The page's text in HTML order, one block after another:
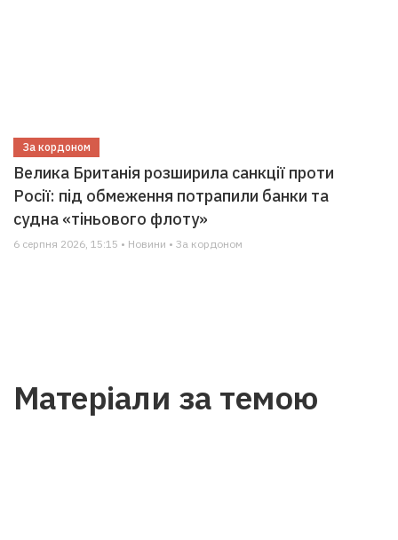
За кордоном
Велика Британія розширила санкції проти
Росії: під обмеження потрапили банки та
судна «тіньового флоту»
6 серпня 2026, 15:15 • Новини • За кордоном
Матеріали за темою